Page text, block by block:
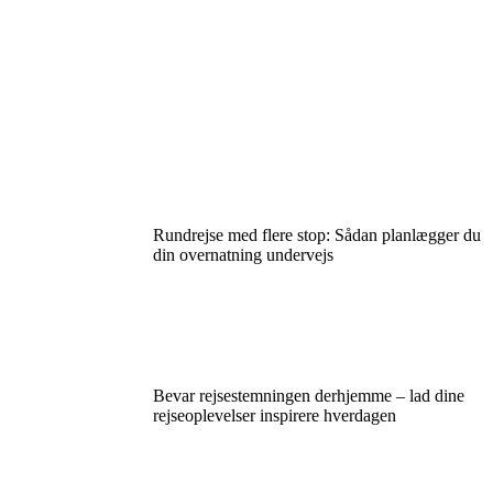
Rundrejse med flere stop: Sådan planlægger du
din overnatning undervejs
Bevar rejsestemningen derhjemme – lad dine
rejseoplevelser inspirere hverdagen